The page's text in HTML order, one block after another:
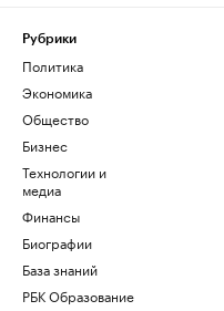
Рубрики
Политика
Экономика
Общество
Бизнес
Технологии и
медиа
Финансы
Биографии
База знаний
РБК Образование